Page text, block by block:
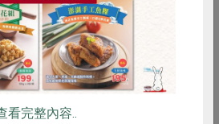
有興趣的產品
看完整內容..